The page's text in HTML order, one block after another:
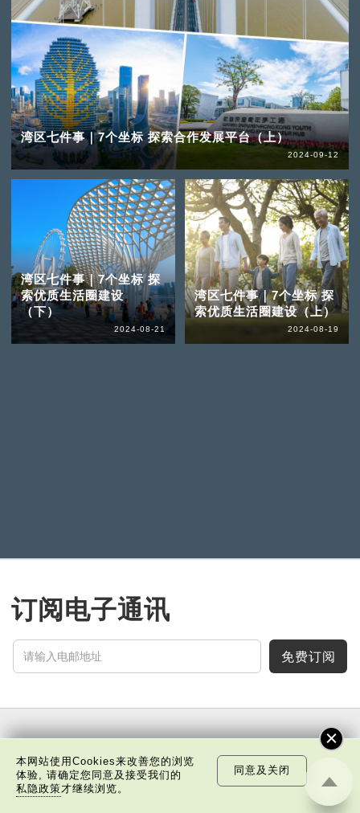
湾区七件事｜7个坐标 探索合作发展平台（上）
2024-09-12
湾区七件事｜7个坐标 探
索优质生活圈建设
（下）
2024-08-21
湾区七件事｜7个坐标 探
索优质生活圈建设（上）
2024-08-19
订阅电子通讯
免费订阅
文化精华 焦点纵览 名家观点 国情专题
本网站使用Cookies来改善您的浏览
体验, 请确定您同意及接受我们的
私隐政策才继续浏览。
同意及关闭